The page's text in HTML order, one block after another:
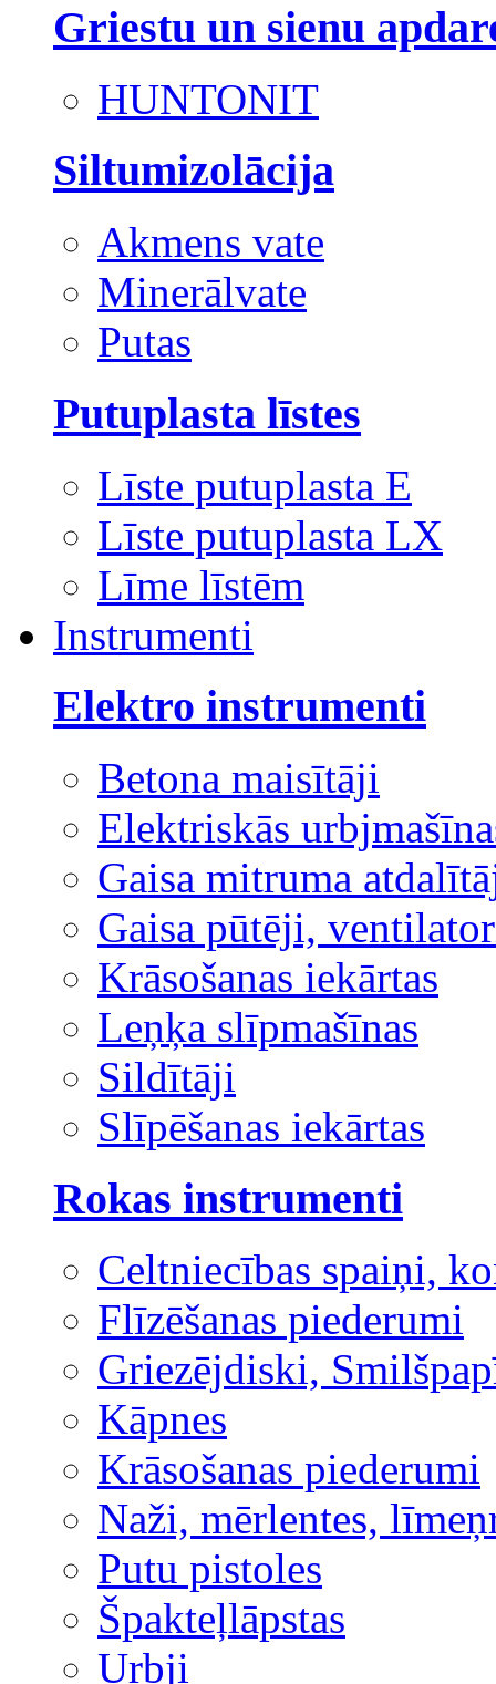
Griestu un sienu
HUNTONIT
Siltumizolācija
Akmens vate
Minerālvate
Putas
Putuplasta līstes
Līste putuplasta E
Līste putuplasta LX
Līme līstēm
Instrumenti
Elektro instrumenti
Betona maisītāji
Elektriskās
Gaisa mitruma
Gaisa pūtēji,
Krāsošanas iekārtas
Leņķa slīpmašīnas
Sildītāji
Slīpēšanas iekārtas
Rokas instrumenti
Celtniecības spaiņi,
Flīzēšanas piederumi
Griezējdiski,
Kāpnes
Krāsošanas piederumi
Naži, mērlentes,
Putu pistoles
Špakteļlāpstas
Urbji